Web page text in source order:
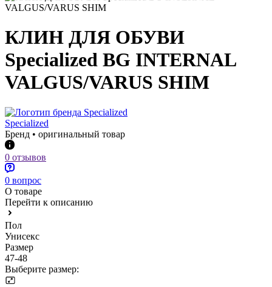
КЛИН ДЛЯ ОБУВИ
Specialized BG INTERNAL
VALGUS/VARUS SHIM
Specialized
Бренд • оригинальный товар
0 отзывов
0 вопрос
О товаре
Перейти к описанию
Пол
Унисекс
Размер
47-48
Выберите размер: